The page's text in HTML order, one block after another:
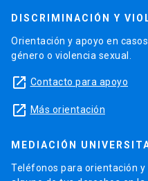
DISCRIMINACIÓN Y
Orientación y apoyo en
género o violencia sexual.
launch Contacto para apoyo
launch Más orientación
MEDIACIÓN
Teléfonos para orientación y